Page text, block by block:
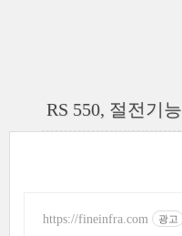
RS 550, 절전기
https://fineinfra.com 광고